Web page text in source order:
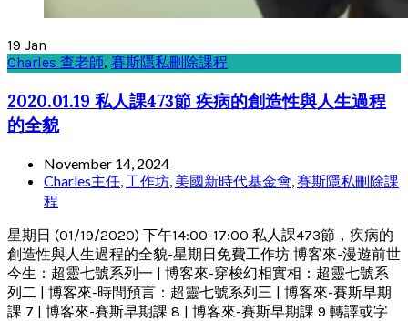
19 Jan
Charles 查老師, 賽斯隱私刪除課程
2020.01.19 私人課473節 疾病的創造性與人生過程
的全貌
November 14, 2024
Charles主任, 工作坊, 美國新時代基金會,賽斯隱私刪除課
程
星期日 (01/19/2020) 下午14:00-17:00 私人課473節，疾病的
創造性與人生過程的全貌-星期日免費工作坊 博客來-漫遊前世
今生：超靈七號系列一 | 博客來-穿梭幻相實相：超靈七號系
列二 | 博客來-時間預言：超靈七號系列三 | 博客來-賽斯早期
課 7 | 博客來-賽斯早期課 8 | 博客來-賽斯早期課 9 轉譯或字